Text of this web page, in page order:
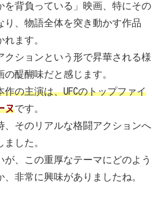
を背負っている」映画、特にその
り、物語全体を突き動かす作品
ます。
クションという形で昇華される様
醍醐味だと感じます。
作の主演は、UFCのトップファイ
ヌです。
、そのリアルな格闘アクションへ
した。
、この重厚なテーマにどのよう
非常に興味がありましたね。